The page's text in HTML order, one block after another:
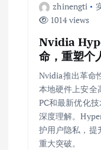
zhinengti
1014 views
Nvidia
命，重塑个
Nvidia推出革命
本地硬件上安全
PC和最新优化
深度理解。
护用户隐私，提
重大突破。